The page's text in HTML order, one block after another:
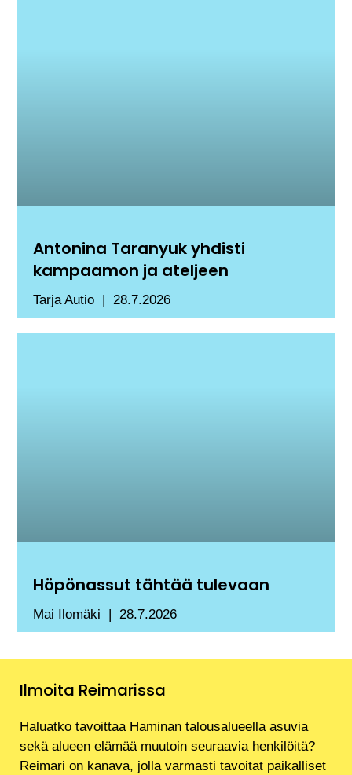
Antonina Taranyuk yhdisti
kampaamon ja ateljeen
Tarja Autio 28.7.2026
Höpönassut tähtää tulevaan
Mai Ilomäki 28.7.2026
Ilmoita Reimarissa
Haluatko tavoittaa Haminan talousalueella asuvia
sekä alueen elämää muutoin seuraavia henkilöitä?
Reimari on kanava, jolla varmasti tavoitat paikalliset